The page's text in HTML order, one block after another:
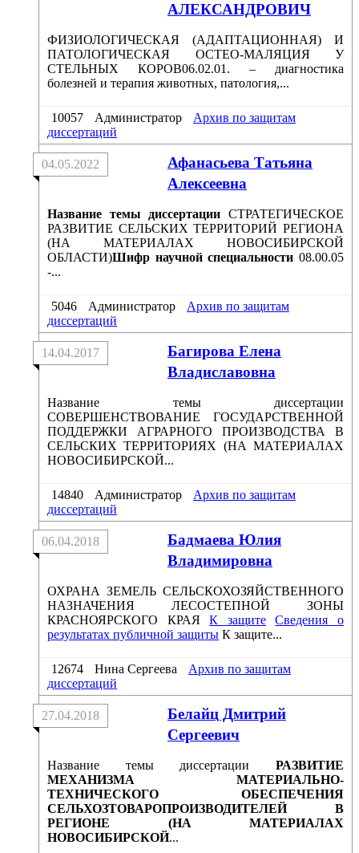
АЛЕКСАНДРОВИЧ
ФИЗИОЛОГИЧЕСКАЯ (АДАПТАЦИОННАЯ) И
ПАТОЛОГИЧЕСКАЯ ОСТЕО-МАЛЯЦИЯ У
СТЕЛЬНЫХ КОРОВ06.02.01. – диагностика
болезней и терапия животных, патология,...
10057 Администратор
Архив по защитам
диссертаций
Афанасьева Татьяна
Алексеевна
04.05.2022
Название темы диссертации СТРАТЕГИЧЕСКОЕ
РАЗВИТИЕ СЕЛЬСКИХ ТЕРРИТОРИЙ РЕГИОНА
(НА МАТЕРИАЛАХ НОВОСИБИРСКОЙ
ОБЛАСТИ)Шифр научной специальности 08.00.05
-...
5046 Администратор
Архив по защитам
диссертаций
Багирова Елена
Владиславовна
14.04.2017
Название темы диссертации
СОВЕРШЕНСТВОВАНИЕ ГОСУДАРСТВЕННОЙ
ПОДДЕРЖКИ АГРАРНОГО ПРОИЗВОДСТВА В
СЕЛЬСКИХ ТЕРРИТОРИЯХ (НА МАТЕРИАЛАХ
НОВОСИБИРСКОЙ...
14840 Администратор
Архив по защитам
диссертаций
Бадмаева Юлия
Владимировна
06.04.2018
ОХРАНА ЗЕМЕЛЬ СЕЛЬСКОХОЗЯЙСТВЕННОГО
НАЗНАЧЕНИЯ ЛЕСОСТЕПНОЙ ЗОНЫ
КРАСНОЯРСКОГО КРАЯК защите
Сведения о
результатах публичной защиты К защите...
12674 Нина Сергеева
Архив по защитам
диссертаций
Белайц Дмитрий
Сергеевич
27.04.2018
Название темы диссертации РАЗВИТИЕ
МЕХАНИЗМА МАТЕРИАЛЬНО-
ТЕХНИЧЕСКОГО ОБЕСПЕЧЕНИЯ
СЕЛЬХОЗТОВАРОПРОИЗВОДИТЕЛЕЙ В
РЕГИОНЕ (НА МАТЕРИАЛАХ
НОВОСИБИРСКОЙ...